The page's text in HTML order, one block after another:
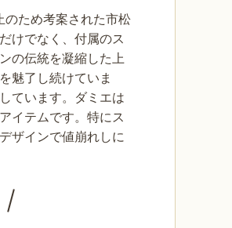
ため考案された市松
けでなく、付属のス
の伝統を凝縮した上
魅了し続けていま
ています。ダミエは
イテムです。特にス
ザインで値崩れしに